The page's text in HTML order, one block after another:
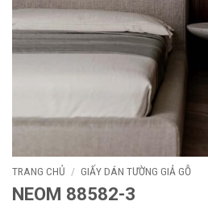
TRANG CHỦ / GIẤY DÁN TƯỜNG GIẢ GỖ
NEOM 88582-3